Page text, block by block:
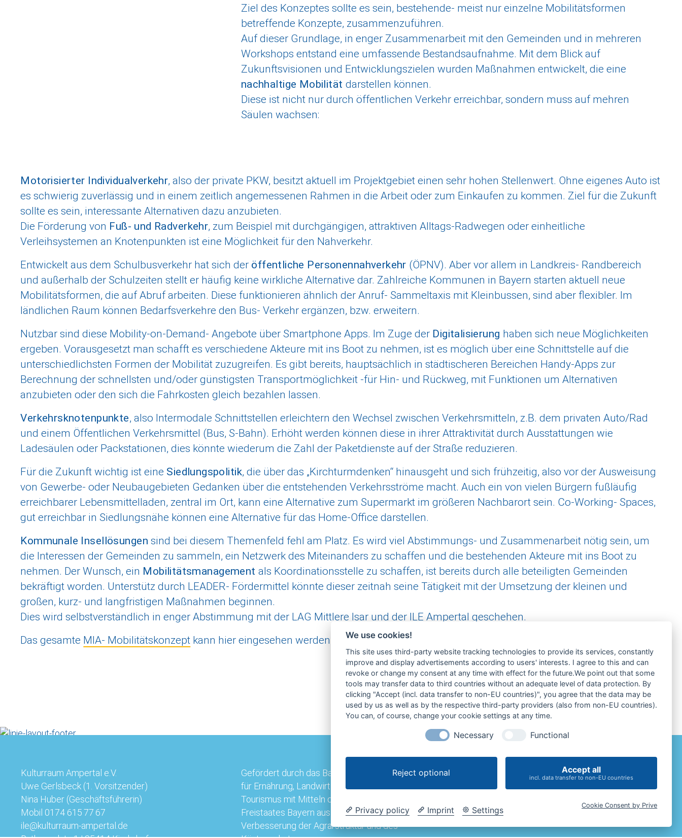
Ziel des Konzeptes sollte es sein, bestehende- meist nur einzelne Mobilitätsformen
betreffende Konzepte, zusammenzuführen.
Auf dieser Grundlage, in enger Zusammenarbeit mit den Gemeinden und in mehreren
Workshops entstand eine umfassende Bestandsaufnahme. Mit dem Blick auf
Zukunftsvisionen und Entwicklungszielen wurden Maßnahmen entwickelt, die eine
nachhaltige Mobilität darstellen können.
Diese ist nicht nur durch öffentlichen Verkehr erreichbar, sondern muss auf mehren
Säulen wachsen:
Motorisierter Individualverkehr, also der private PKW, besitzt aktuell im Projektgebiet einen sehr hohen Stellenwert. Ohne eigenes Auto ist
es schwierig zuverlässig und in einem zeitlich angemessenen Rahmen in die Arbeit oder zum Einkaufen zu kommen. Ziel für die Zukunft
sollte es sein, interessante Alternativen dazu anzubieten.
Die Förderung von Fuß- und Radverkehr, zum Beispiel mit durchgängigen, attraktiven Alltags-Radwegen oder einheitliche
Verleihsystemen an Knotenpunkten ist eine Möglichkeit für den Nahverkehr.
Entwickelt aus dem Schulbusverkehr hat sich der öffentliche Personennahverkehr (ÖPNV). Aber vor allem in Landkreis- Randbereich
und außerhalb der Schulzeiten stellt er häufig keine wirkliche Alternative dar. Zahlreiche Kommunen in Bayern starten aktuell neue
Mobilitätsformen, die auf Abruf arbeiten. Diese funktionieren ähnlich der Anruf- Sammeltaxis mit Kleinbussen, sind aber flexibler. Im
ländlichen Raum können Bedarfsverkehre den Bus- Verkehr ergänzen, bzw. erweitern.
Nutzbar sind diese Mobility-on-Demand- Angebote über Smartphone Apps. Im Zuge der Digitalisierung haben sich neue Möglichkeiten
ergeben. Vorausgesetzt man schafft es verschiedene Akteure mit ins Boot zu nehmen, ist es möglich über eine Schnittstelle auf die
unterschiedlichsten Formen der Mobilität zuzugreifen. Es gibt bereits, hauptsächlich in städtischeren Bereichen Handy-Apps zur
Berechnung der schnellsten und/oder günstigsten Transportmöglichkeit -für Hin- und Rückweg, mit Funktionen um Alternativen
anzubieten oder den sich die Fahrkosten gleich bezahlen lassen.
Verkehrsknotenpunkte, also Intermodale Schnittstellen erleichtern den Wechsel zwischen Verkehrsmitteln, z.B. dem privaten Auto/Rad
und einem Öffentlichen Verkehrsmittel (Bus, S-Bahn). Erhöht werden können diese in ihrer Attraktivität durch Ausstattungen wie
Ladesäulen oder Packstationen, dies könnte wiederum die Zahl der Paketdienste auf der Straße reduzieren.
Für die Zukunft wichtig ist eine Siedlungspolitik, die über das „Kirchturmdenken“ hinausgeht und sich frühzeitig, also vor der Ausweisung
von Gewerbe- oder Neubaugebieten Gedanken über die entstehenden Verkehrsströme macht. Auch ein von vielen Bürgern fußläufig
erreichbarer Lebensmittelladen, zentral im Ort, kann eine Alternative zum Supermarkt im größeren Nachbarort sein. Co-Working- Spaces,
gut erreichbar in Siedlungsnähe können eine Alternative für das Home-Office darstellen.
Kommunale Insellösungen sind bei diesem Themenfeld fehl am Platz. Es wird viel Abstimmungs- und Zusammenarbeit nötig sein, um
die Interessen der Gemeinden zu sammeln, ein Netzwerk des Miteinanders zu schaffen und die bestehenden Akteure mit ins Boot zu
nehmen. Der Wunsch, ein Mobilitätsmanagementals Koordinationsstelle zu schaffen, ist bereits durch alle beteiligten Gemeinden
bekräftigt worden. Unterstütz durch LEADER- Fördermittel könnte dieser zeitnah seine Tätigkeit mit der Umsetzung der kleinen und
großen, kurz- und langfristigen Maßnahmen beginnen.
Dies wird selbstverständlich in enger Abstimmung mit der LAG Mittlere Isar und der ILE Ampertal geschehen.
Das gesamte MIA- Mobilitätskonzept kann hier eingesehen werden, ebenso wie derMaßnahmenkatalog.
Cookie-Einstellungen
Kulturraum Ampertal e.V.
Uwe Gerlsbeck (1. Vorsitzender)
Nina Huber (Geschäftsführerin)
Mobil 0174 615 77 67
ile@kulturraum-ampertal.de
Gefördert durch das Bayerische Staatsministerium
für Ernährung, Landwirtschaft, Forsten und
Tourismus mit Mitteln des Bundes und des
Freistaates Bayern aus der Gemeinschaftsaufgabe
Verbesserung der Agrarstruktur und des
We use cookies!
This site uses third-party website tracking technologies to provide its services, constantly
improve and display advertisements according to users' interests. I agree to this and can
revoke or change my consent at any time with effect for the future.We point out that some
tools may transfer data to third countries without an adequate level of data protection. By
clicking "Accept (incl. data transfer to non-EU countries)", you agree that the data may be
used by us as well as by the respective third-party providers (also from non-EU countries).
You can, of course, change your cookie settings at any time.
Necessary Functional
Reject optional Accept all
incl. data transfer to non-EU countries
Privacy policy Imprint Settings Cookie Consent by Prive